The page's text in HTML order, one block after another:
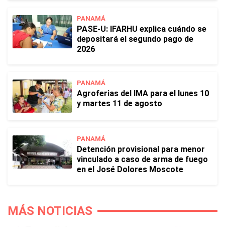
PANAMÁ
PASE-U: IFARHU explica cuándo se
depositará el segundo pago de
2026
PANAMÁ
Agroferias del IMA para el lunes 10
y martes 11 de agosto
PANAMÁ
Detención provisional para menor
vinculado a caso de arma de fuego
en el José Dolores Moscote
MÁS NOTICIAS